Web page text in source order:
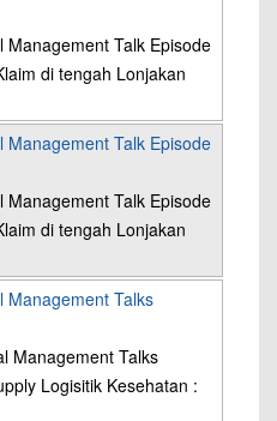
Management Talk Episode
di tengah Lonjakan
Management Talk Episode
Management Talk Episode
di tengah Lonjakan
Management Talks
Management Talks
Logisitik Kesehatan :